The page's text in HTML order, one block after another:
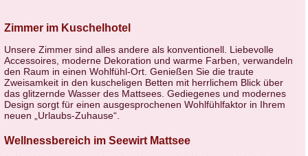
Zimmer im Kuschelhotel
Unsere Zimmer sind alles andere als konventionell. Liebevolle
Accessoires, moderne Dekoration und warme Farben, verwandeln
den Raum in einen Wohlfühl-Ort. Genießen Sie die traute
Zweisamkeit in den kuscheligen Betten mit herrlichem Blick über
das glitzernde Wasser des Mattsees. Gediegenes und modernes
Design sorgt für einen ausgesprochenen Wohlfühlfaktor in Ihrem
neuen „Urlaubs-Zuhause“.
Wellnessbereich im Seewirt Mattsee